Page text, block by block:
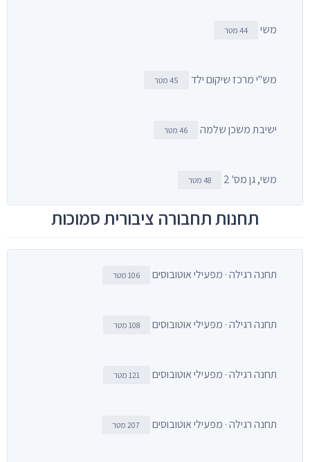
משי 44 מטר
מש''י מרכז שיקום ילד 45 מטר
ישיבת משכן שלמה 46 מטר
משי, גן מס' 2 48 מטר
תחנות תחבורה ציבורית סמוכות
תחנה רגילה · מפעילי אוטובוסים 106 מטר
תחנה רגילה · מפעילי אוטובוסים 108 מטר
תחנה רגילה · מפעילי אוטובוסים 121 מטר
תחנה רגילה · מפעילי אוטובוסים 207 מטר